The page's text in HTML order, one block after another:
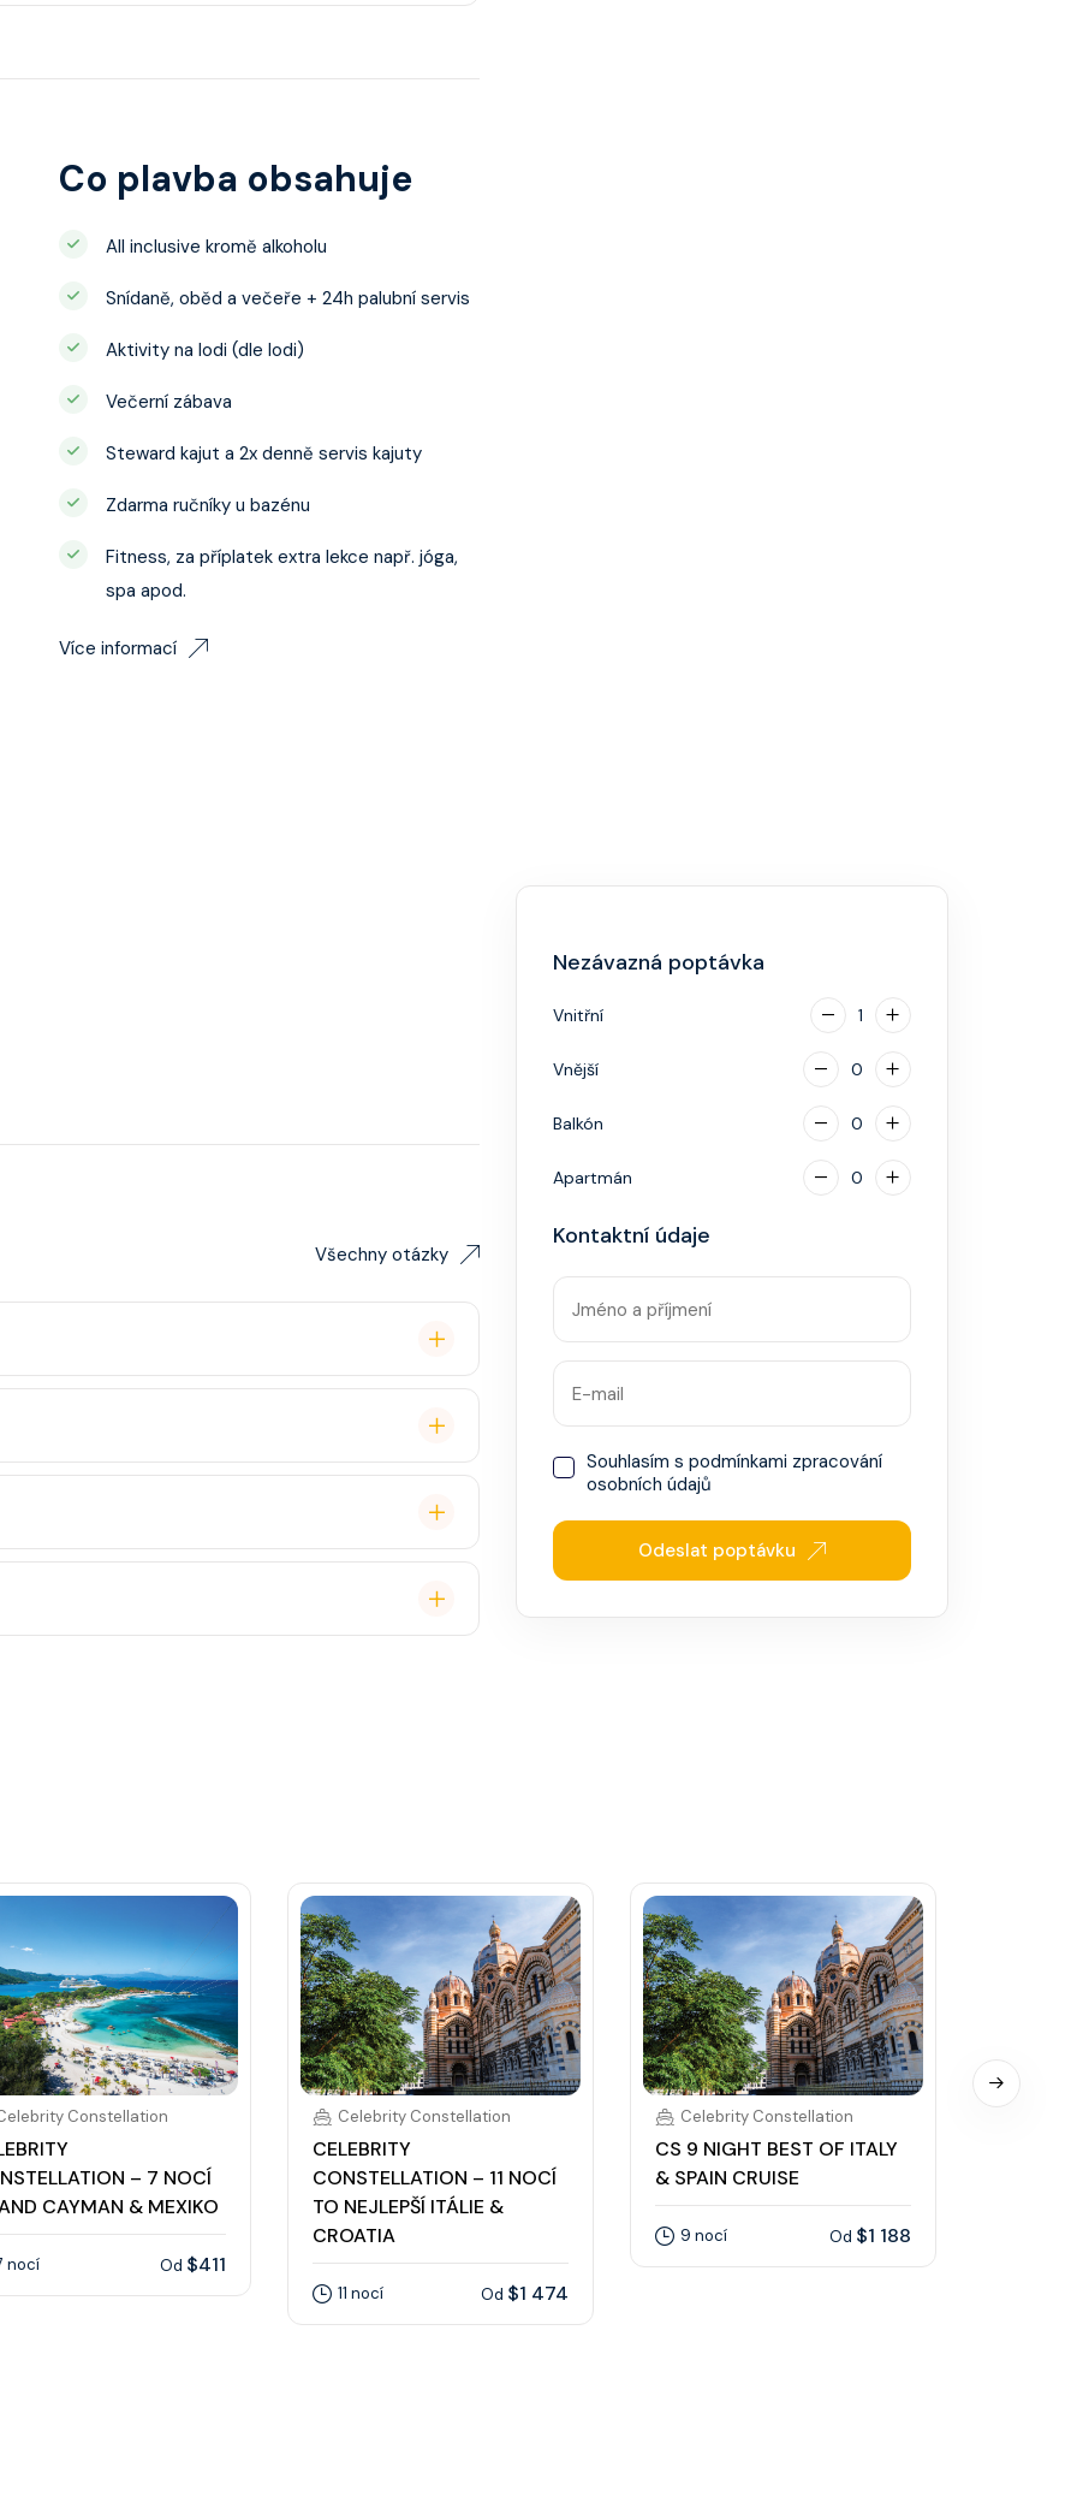
šatnu,
Co plavba obsahuje
All inclusive kromě alkoholu
Snídaně, oběd a večeře + 24h palubní servis
Aktivity na lodi (dle lodi)
Večerní zábava
Steward kajut a 2x denně servis kajuty
Zdarma ručníky u bazénu
Fitness, za příplatek extra lekce např. jóga,
spa apod.
Více informací
Všechny otázky
Nezávazná poptávka
Vnitřní 1
Vnější 0
Balkón 0
Apartmán 0
Kontaktní údaje
Souhlasím spodmínkami zpracování
osobních údajů
Odeslat poptávku
Constellation
– 7 NOCÍ
CAYMAN & MEXIKO
nocí Od $411
Celebrity Constellation
CELEBRITY
CONSTELLATION – 11 NOCÍ
TO NEJLEPŠÍ ITÁLIE &
CROATIA
11 nocí Od $1 474
Celebrity Constellation
CS 9 NIGHT BEST OF ITALY
& SPAIN CRUISE
9 nocí Od $1 188